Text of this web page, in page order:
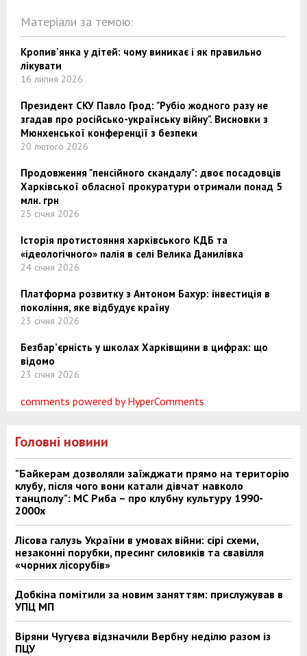
Матеріали за темою:
Кропив'янка у дітей: чому виникає і як правильно
лікувати
16 липня 2026
Президент СКУ Павло Грод: "Рубіо жодного разу не
згадав про російсько-українську війну". Висновки з
Мюнхенської конференції з безпеки
20 лютого 2026
Продовження "пенсійного скандалу": двоє посадовців
Харківської обласної прокуратури отримали понад 5
млн. грн
25 січня 2026
Історія протистояння харківського КДБ та
«ідеологічного» палія в селі Велика Данилівка
24 січня 2026
Платформа розвитку з Антоном Бахур: інвестиція в
покоління, яке відбудує країну
23 січня 2026
Безбар’єрність у школах Харківщини в цифрах: що
відомо
23 січня 2026
comments powered by HyperComments
Головні новини
"Байкерам дозволяли заїжджати прямо на територію
клубу, після чого вони катали дівчат навколо
танцполу": МС Риба – про клубну культуру 1990-
2000х
Лісова галузь України в умовах війни: сірі схеми,
незаконні порубки, пресинг силовиків та свавілля
«чорних лісорубів»
Добкіна помітили за новим заняттям: прислужував в
УПЦ МП
Віряни Чугуєва відзначили Вербну неділю разом із
ПЦУ